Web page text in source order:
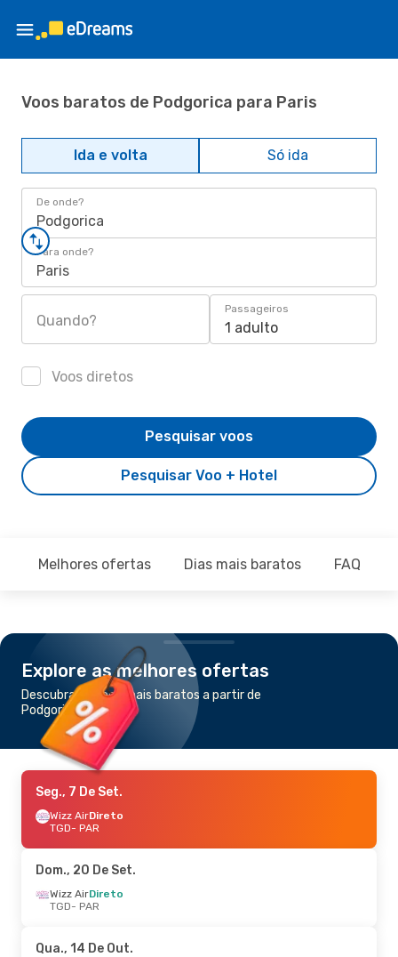
Voos baratos de Podgorica para Paris
Ida e volta Só ida
De onde?
Podgorica
Para onde?
Paris
Quando?
Passageiros
1 adulto
Voos diretos
Pesquisar Voo + Hotel
Pesquisar voos
Melhores ofertas Dias mais baratos FAQ
Explore as melhores ofertas
Descubra os voos mais baratos a partir de
Podgorica para Paris
Seg., 7 De Set.
Wizz AirDireto
TGD- PAR
Dom., 20 De Set.
Wizz AirDireto
TGD- PAR
Qua., 14 De Out.